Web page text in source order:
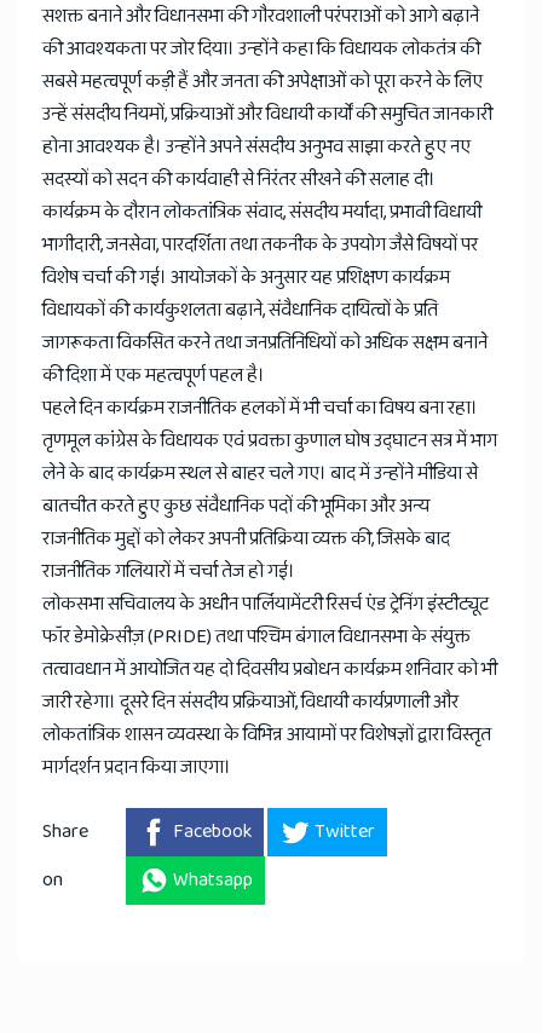
सशक्त बनाने और विधानसभा की गौरवशाली परंपराओं को आगे बढ़ाने
की आवश्यकता पर जोर दिया। उन्होंने कहा कि विधायक लोकतंत्र की
सबसे महत्वपूर्ण कड़ी हैं और जनता की अपेक्षाओं को पूरा करने के लिए
उन्हें संसदीय नियमों, प्रक्रियाओं और विधायी कार्यों की समुचित जानकारी
होना आवश्यक है। उन्होंने अपने संसदीय अनुभव साझा करते हुए नए
सदस्यों को सदन की कार्यवाही से निरंतर सीखने की सलाह दी।
कार्यक्रम के दौरान लोकतांत्रिक संवाद, संसदीय मर्यादा, प्रभावी विधायी
भागीदारी, जनसेवा, पारदर्शिता तथा तकनीक के उपयोग जैसे विषयों पर
विशेष चर्चा की गई। आयोजकों के अनुसार यह प्रशिक्षण कार्यक्रम
विधायकों की कार्यकुशलता बढ़ाने, संवैधानिक दायित्वों के प्रति
जागरूकता विकसित करने तथा जनप्रतिनिधियों को अधिक सक्षम बनाने
की दिशा में एक महत्वपूर्ण पहल है।
पहले दिन कार्यक्रम राजनीतिक हलकों में भी चर्चा का विषय बना रहा।
तृणमूल कांग्रेस के विधायक एवं प्रवक्ता कुणाल घोष उद्घाटन सत्र में भाग
लेने के बाद कार्यक्रम स्थल से बाहर चले गए। बाद में उन्होंने मीडिया से
बातचीत करते हुए कुछ संवैधानिक पदों की भूमिका और अन्य
राजनीतिक मुद्दों को लेकर अपनी प्रतिक्रिया व्यक्त की, जिसके बाद
राजनीतिक गलियारों में चर्चा तेज हो गई।
लोकसभा सचिवालय के अधीन पार्लियामेंटरी रिसर्च एंड ट्रेनिंग इंस्टीट्यूट
फॉर डेमोक्रेसीज़ (PRIDE) तथा पश्चिम बंगाल विधानसभा के संयुक्त
तत्वावधान में आयोजित यह दो दिवसीय प्रबोधन कार्यक्रम शनिवार को भी
जारी रहेगा। दूसरे दिन संसदीय प्रक्रियाओं, विधायी कार्यप्रणाली और
लोकतांत्रिक शासन व्यवस्था के विभिन्न आयामों पर विशेषज्ञों द्वारा विस्तृत
मार्गदर्शन प्रदान किया जाएगा।
Share
on
Facebook
Twitter
Whatsapp